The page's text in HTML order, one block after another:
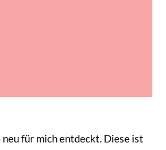
für mich entdeckt. Diese ist